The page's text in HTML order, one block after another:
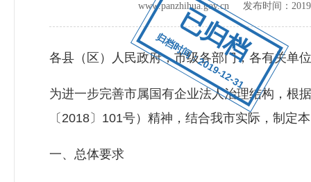
已归档
归档时间：2019-12-31
www.panzhihua.gov.cn 发布时间：
各县（区）人民政府，市级各部门，各有关单
为进一步完善市属国有企业法人治理结构，根
〔2018〕101号）精神，结合我市实际，制定
一、总体要求